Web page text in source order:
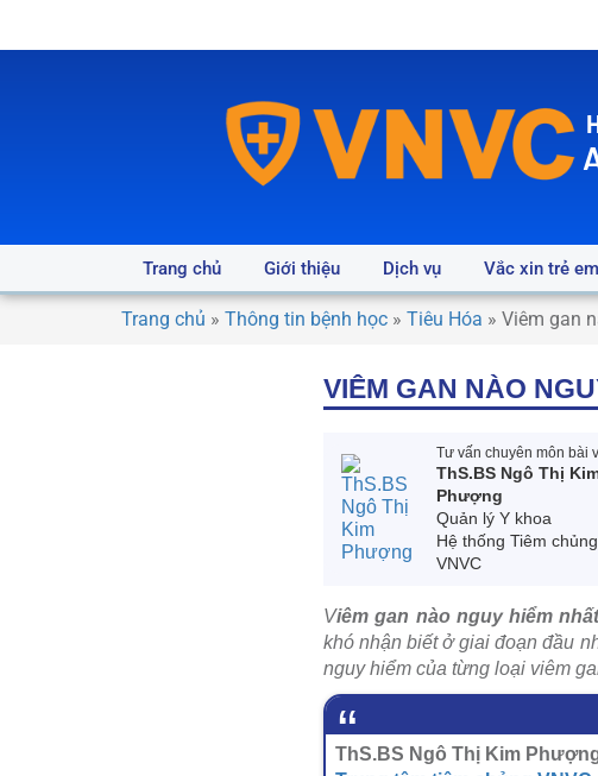
Trang chủ Giới thiệu Dịch vụ Vắc xin trẻ em
Trang chủ » Thông tin bệnh học » Tiêu Hóa » Viêm gan
VIÊM GAN NÀO
Tư vấn chuyên môn bài
ThS.BS Ngô Thị
Phượng
Quản lý Y khoa
Hệ thống Tiêm chủng
VNVC
Viêm gan nào nguy hiểm
khó nhận biết ở giai đoạn đầu
nguy hiểm của từng loại viêm
ThS.BS Ngô Thị Kim